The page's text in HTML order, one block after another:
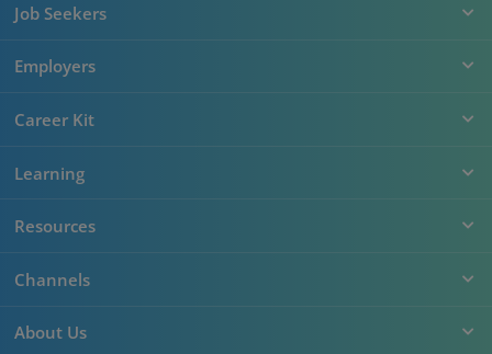
Job Seekers
Employers
Career Kit
Learning
Resources
Channels
About Us